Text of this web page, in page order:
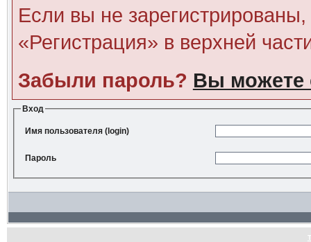
Если вы не
«Регистрация» в верхней
Забыли пароль? Вы можете
Вход
Имя пользователя (login)
Пароль